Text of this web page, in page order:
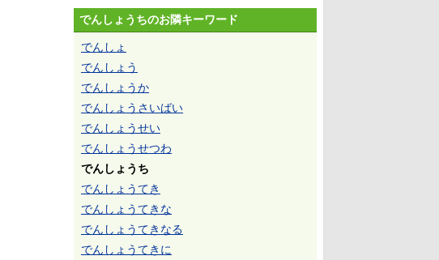
でんしょうちのお隣キーワード
でんしょ
でんしょう
でんしょうか
でんしょうさいばい
でんしょうせい
でんしょうせつわ
でんしょうち
でんしょうてき
でんしょうてきな
でんしょうてきなる
でんしょうてきに